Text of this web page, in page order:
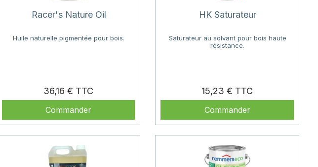
Racer's Nature Oil
Huile naturelle pigmentée pour bois.
36,16 €
Commander
HK Saturateur
Saturateur au solvant pour bois haute
résistance.
15,23 €
Commander